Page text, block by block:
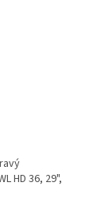
HD 36, 29",